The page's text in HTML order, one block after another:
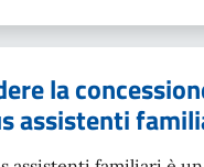
la
assistenti